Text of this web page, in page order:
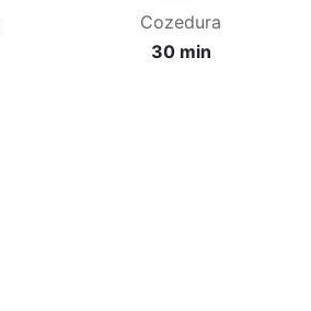
Cozedura
30 min